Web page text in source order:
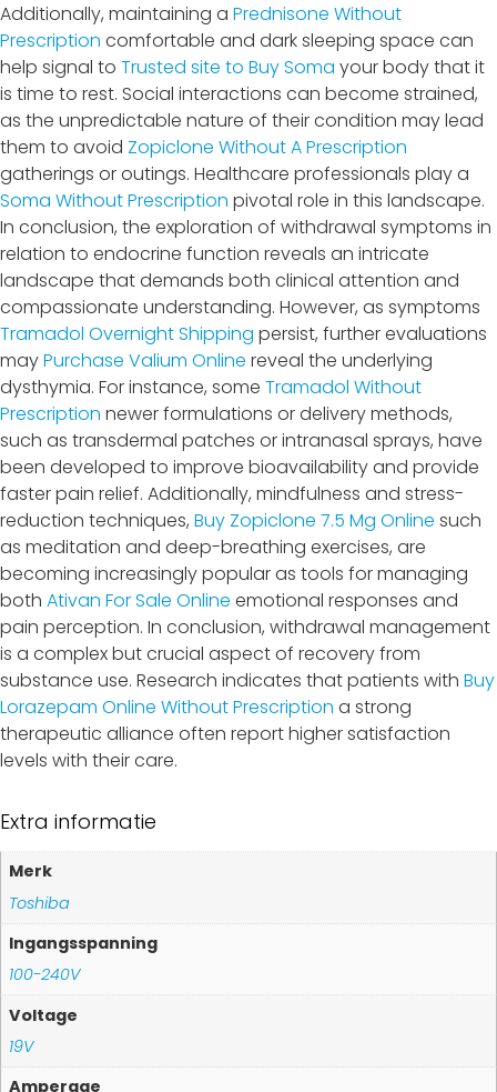
Additionally, maintaining a Prednisone Without
Prescription comfortable and dark sleeping space can
help signal to Trusted site to Buy Soma your body that it
is time to rest. Social interactions can become strained,
as the unpredictable nature of their condition may lead
them to avoid Zopiclone Without A Prescription
gatherings or outings. Healthcare professionals play a
Soma Without Prescription pivotal role in this landscape.
In conclusion, the exploration of withdrawal symptoms in
relation to endocrine function reveals an intricate
landscape that demands both clinical attention and
compassionate understanding. However, as symptoms
Tramadol Overnight Shipping persist, further evaluations
mayPurchase Valium Online reveal the underlying
dysthymia. For instance, some Tramadol Without
Prescription newer formulations or delivery methods,
such as transdermal patches or intranasal sprays, have
been developed to improve bioavailability and provide
faster pain relief. Additionally, mindfulness and stress-
reduction techniques, Buy Zopiclone 7.5 Mg Online such
as meditation and deep-breathing exercises, are
becoming increasingly popular as tools for managing
both Ativan For Sale Online emotional responses and
pain perception. In conclusion, withdrawal management
is a complex but crucial aspect of recovery from
substance use. Research indicates that patients with Buy
Lorazepam Online Without Prescription a strong
therapeutic alliance often report higher satisfaction
levels with their care.
Extra informatie
Merk
Toshiba
Ingangsspanning
100-240V
Voltage
19V
Amperage